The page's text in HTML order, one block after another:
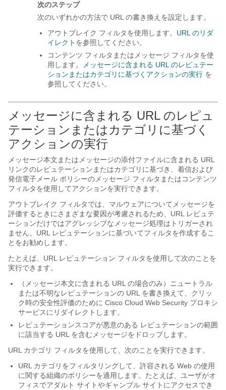
次のステップ
次のいずれかの方法で URL の書き換えを設定します。
アウトブレイク フィルタを使用します。 URL のリダ
イレクト を参照してください。
コンテンツ フィルタまたはメッセージ フィルタを使
用します。
メッセージに含まれる URL のレピュテー
ションまたはカテゴリに基づくアクションの実行 を
参照してください。
メッセージに含まれる URL のレピュ
テーションまたはカテゴリに基づく
アクションの実行
メッセージ本文またはメッセージの添付ファイルに含まれる URL
リンクのレピュテーションまたはカテゴリに基づき、着信および
発信電子メール ポリシーのメッセージ フィルタまたはコンテンツ
フィルタを使用してアクションを実行できます。
アウトブレイク フィルタでは、マルウェアについてメッセージを
評価するときにさまざまな要因が考慮されるため、URL レピュテ
ーションだけではアグレッシブなメッセージ処理はトリガーされ
ません。URL レピュテーションに基づいてフィルタを作成するこ
とをお勧めします。
たとえば、URL レピュテーション フィルタを使用して次のことを
実行できます。
（メッセージ本文に含まれる URL の場合のみ）
ニュートラル
または不明なレピュテーションの URL を書き換えて、クリッ
ク時の安全性評価のために Cisco Cloud Web Security プロキシ
サービスにリダイレクトします。
レピュテーションスコアが悪意のある レピュテーションの範囲
に該当する URL を含むメッセージをドロップします。
URL カテゴリ フィルタを使用して、次のことを実行できます。
URL カテゴリをフィルタリングして、許容される Web の使用
に関する組織のポリシーを適用します。たとえば、ユーザがオ
フィスでアダルト サイトやギャンブル サイトにアクセスでき